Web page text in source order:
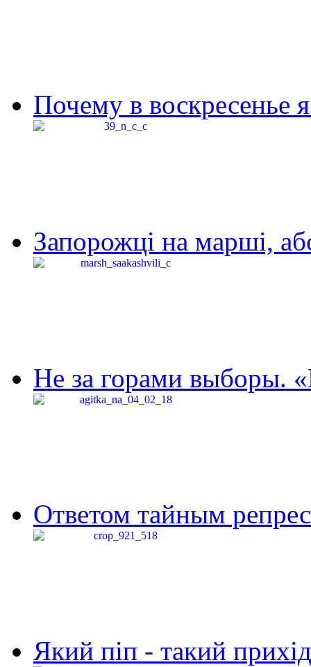
Почему в воскресенье
Запорожці на марші,
Не за горами выборы.
Ответом тайным
Який піп - такий